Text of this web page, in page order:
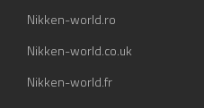
Nikken-world.ro
Nikken-world.co.uk
Nikken-world.fr